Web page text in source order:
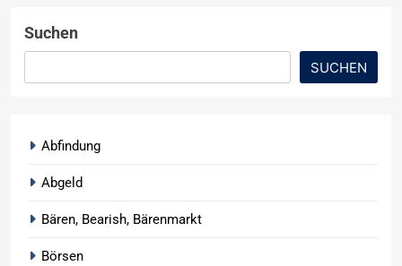
Suchen
SUCHEN
Abfindung
Abgeld
Bären, Bearish, Bärenmarkt
Börsen